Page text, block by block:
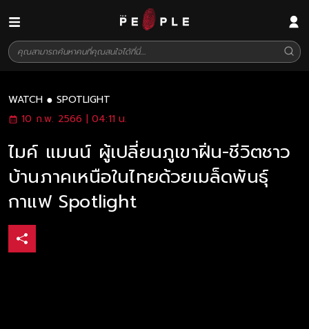
WATCH
SPOTLIGHT
10 ก.พ. 2566 | 04:11 น.
ไมค์ แมนน์ ผู้เปลี่ยนภูเขาฝิ่น-ชีวิตชาว
บ้านภาคเหนือในไทยด้วยเมล็ดพันธุ์
กาแฟ Spotlight